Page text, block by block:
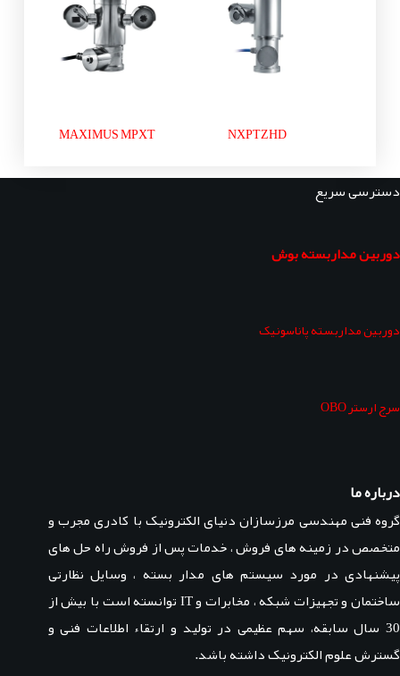
NXPTZHD
MAXIMUS MPXT
دسترسی سریع
دوربین مداربسته بوش
دوربین مداربسته پاناسونیک
سرج ارستر OBO
درباره ما
گروه فنی مهندسی مرزسازان دنیای الکترونیک با کادری مجرب و
متخصص در زمینه های فروش ، خدمات پس از فروش راه حل های
پیشنهادی در مورد سیستم های مدار بسته ، وسایل نظارتی
ساختمان و تجهیزات شبکه ، مخابرات و IT توانسته است با بیش از
30 سال سابقه، سهم عظیمی در تولید و ارتقاء اطلاعات فنی و
گسترش علوم الکترونیک داشته باشد.